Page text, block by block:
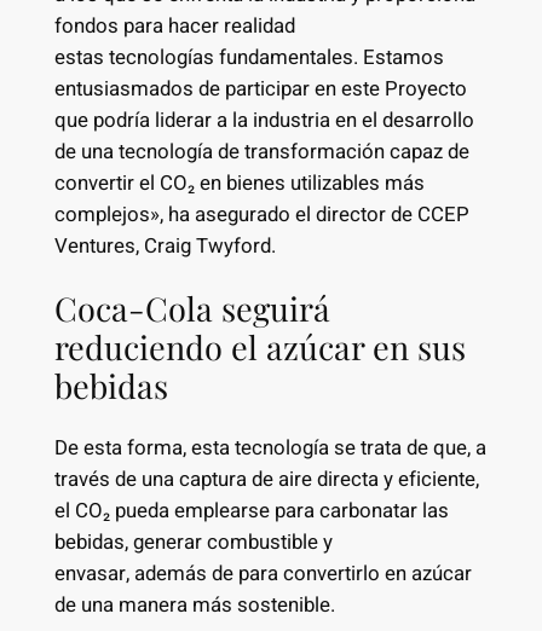
fondos para hacer realidad
estas tecnologías fundamentales. Estamos
entusiasmados de participar en este Proyecto
que podría liderar a la industria en el desarrollo
de una tecnología de transformación capaz de
convertir el CO₂ en bienes utilizables más
complejos», ha asegurado el director de CCEP
Ventures, Craig Twyford.
Coca-Cola seguirá
reduciendo el azúcar en sus
bebidas
De esta forma, esta tecnología se trata de que, a
través de una captura de aire directa y eficiente,
el CO₂ pueda emplearse para carbonatar las
bebidas, generar combustible y
envasar, además de para convertirlo en azúcar
de una manera más sostenible.